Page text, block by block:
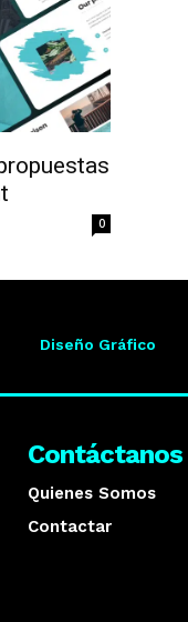
0
Diseño Gráfico
Contáctanos
Quienes Somos
Contactar